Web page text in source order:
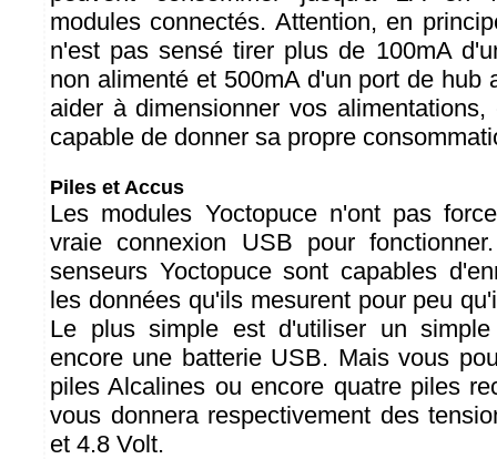
modules connectés. Attention, en
n'est pas sensé tirer plus de 100mA
non alimenté et 500mA d'un port de hub
aider à dimensionner vos
capable de donner sa propre
Piles et Accus
Les modules Yoctopuce n'ont pas
vraie connexion USB pour
senseurs Yoctopuce sont capables
les données qu'ils mesurent pour peu
Le plus simple est d'utiliser un
encore une batterie USB. Mais vous
piles Alcalines ou encore quatre piles
vous donnera respectivement des
et 4.8 Volt.